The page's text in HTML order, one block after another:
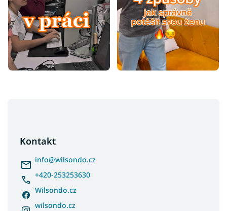
Kontakt
info@wilsondo.cz
+420-253253630
Wilsondo.cz
wilsondo.cz